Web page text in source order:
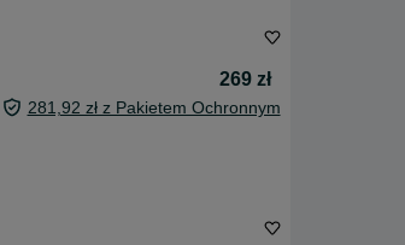
269 zł
281,92 zł z Pakietem Ochronnym